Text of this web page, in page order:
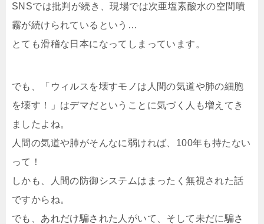
SNSでは批判が続き、現場では次亜塩素酸水の空間噴
霧が続けられているという…
とても滑稽な日本になってしまっています。
でも、「ウィルスを壊すモノは人間の気道や肺の細胞
を壊す！」はデマだということに気づく人も増えてき
ましたよね。
人間の気道や肺がそんなに弱ければ、100年も持たない
って！
しかも、人間の防御システムはまったく無視された話
ですからね。
でも、あれだけ騙された人がいて、そして未だに騙さ